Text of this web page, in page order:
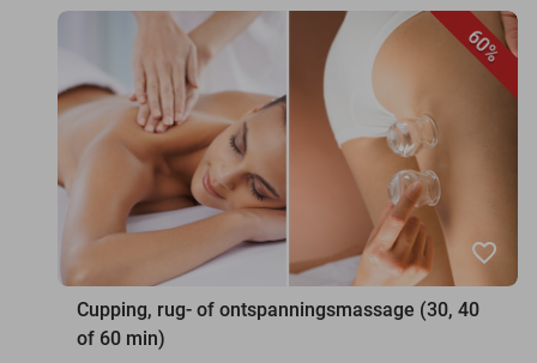
60%
favorite_border
Cupping, rug- of ontspanningsmassage (30, 40
of 60 min)